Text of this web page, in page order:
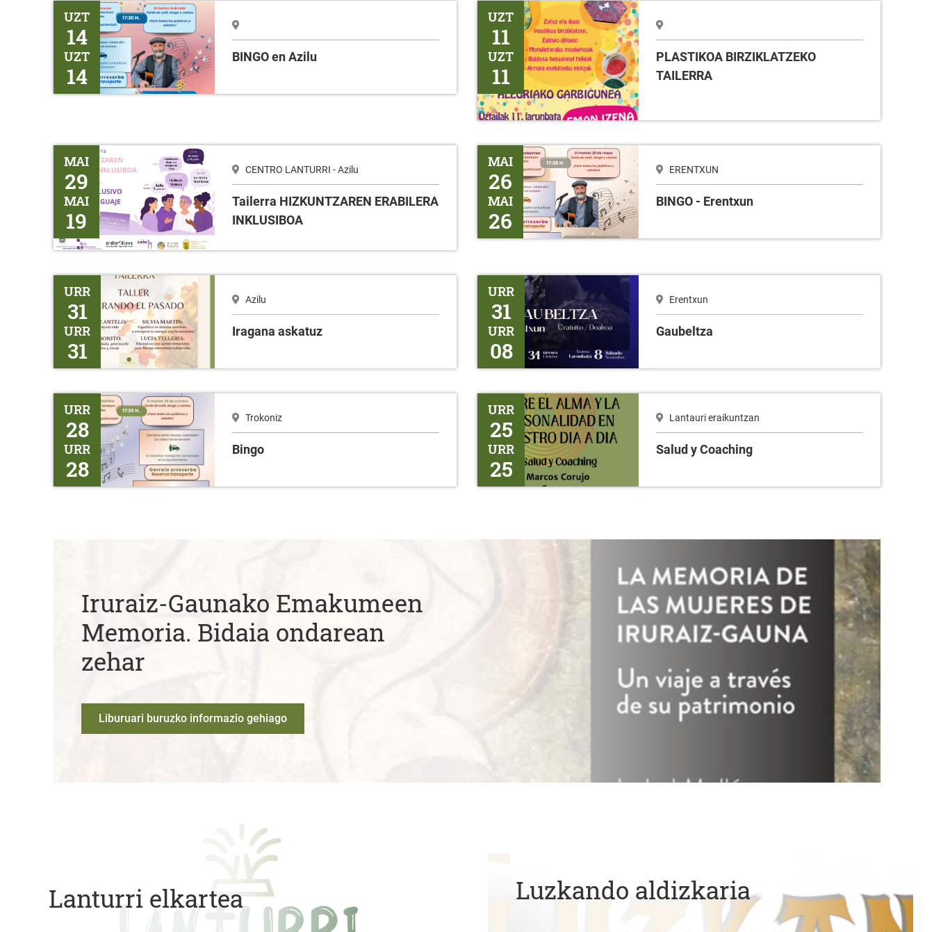
BINGO en Azilu
UZT
14
UZT
14
BINGO en Azilu
PLASTIKOA BIRZIKLATZEKO TAILERRA
UZT
11
UZT
11
PLASTIKOA BIRZIKLATZEKO
TAILERRA
Tailerra HIZKUNTZAREN ERABILERA INKLUSIBOA
MAI
29
MAI
19
CENTRO LANTURRI - Azilu
Tailerra HIZKUNTZAREN ERABILERA
INKLUSIBOA
BINGO - Erentxun
MAI
26
MAI
26
ERENTXUN
BINGO - Erentxun
Iragana askatuz
URR
31
URR
31
Azilu
Iragana askatuz
URR
31
URR
08
Erentxun
Gaubeltza
URR
28
URR
28
Trokoniz
Bingo
Salud y Coaching
URR
25
URR
25
Lantauri eraikuntzan
Salud y Coaching
Iruraiz-Gaunako Emakumeen
Memoria. Bidaia ondarean
zehar
Liburuari buruzko informazio gehiago
Lanturri elkartea Luzkando aldizkaria